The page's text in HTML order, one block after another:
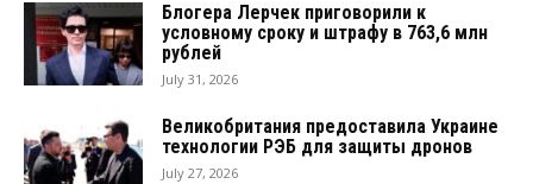
Блогера Лерчек приговорили к
условному сроку и штрафу в 763,6 млн
рублей
July 31, 2026
Великобритания предоставила Украине
технологии РЭБ для защиты дронов
July 27, 2026